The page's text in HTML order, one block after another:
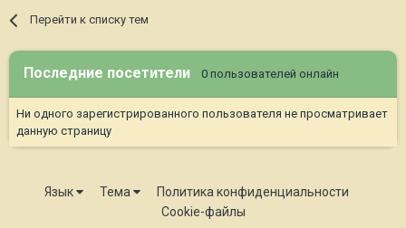
Перейти к списку тем
Последние посетители 0 пользователей онлайн
Ни одного зарегистрированного пользователя не просматривает
данную страницу
Язык Тема
Политика конфиденциальности
Cookie-файлы